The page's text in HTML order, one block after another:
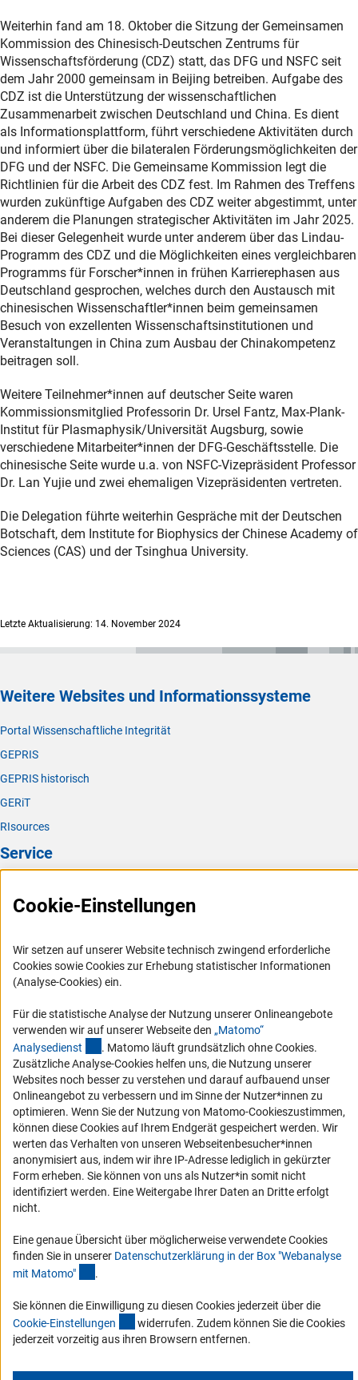
Weiterhin fand am 18. Oktober die Sitzung der Gemeinsamen
Kommission des Chinesisch-Deutschen Zentrums für
Wissenschaftsförderung (CDZ) statt, das DFG und NSFC seit
dem Jahr 2000 gemeinsam in Beijing betreiben. Aufgabe des
CDZ ist die Unterstützung der wissenschaftlichen
Zusammenarbeit zwischen Deutschland und China. Es dient
als Informationsplattform, führt verschiedene Aktivitäten durch
und informiert über die bilateralen Förderungsmöglichkeiten der
DFG und der NSFC. Die Gemeinsame Kommission legt die
Richtlinien für die Arbeit des CDZ fest. Im Rahmen des Treffens
wurden zukünftige Aufgaben des CDZ weiter abgestimmt, unter
anderem die Planungen strategischer Aktivitäten im Jahr 2025.
Bei dieser Gelegenheit wurde unter anderem über das Lindau-
Programm des CDZ und die Möglichkeiten eines vergleichbaren
Programms für Forscher*innen in frühen Karrierephasen aus
Deutschland gesprochen, welches durch den Austausch mit
chinesischen Wissenschaftler*innen beim gemeinsamen
Besuch von exzellenten Wissenschaftsinstitutionen und
Veranstaltungen in China zum Ausbau der Chinakompetenz
beitragen soll.
Weitere Teilnehmer*innen auf deutscher Seite waren
Kommissionsmitglied Professorin Dr. Ursel Fantz, Max-Plank-
Institut für Plasmaphysik/Universität Augsburg, sowie
verschiedene Mitarbeiter*innen der DFG-Geschäftsstelle. Die
chinesische Seite wurde u.a. von NSFC-Vizepräsident Professor
Dr. Lan Yujie und zwei ehemaligen Vizepräsidenten vertreten.
Die Delegation führte weiterhin Gespräche mit der Deutschen
Botschaft, dem Institute for Biophysics der Chinese Academy of
Sciences (CAS) und der Tsinghua University.
Letzte Aktualisierung: 14. November 2024
Weitere Websites und Informationssysteme
Portal Wissenschaftliche Integrität
GEPRIS
GEPRIS historisch
GERiT
RIsources
Service
FAQ
Logo und Corporate Design
RSS-Feeds
Compliance
Vergabeverfahren
Barrierefreiheit
Service und Informationen für Menschen mit Behinderungen
Erklärung zur Barrierefreiheit
Barriere melden
DFG-aktuell
Erhalten Sie Neuigkeiten aus der DFG direkt in Ihr Mailpostfach oder
Zum Newsletter
Cookie-Einstellungen
Wir setzen auf unserer Website technisch zwingend erforderliche
Cookies sowie Cookies zur Erhebung statistischer Informationen
(Analyse-Cookies) ein.
Für die statistische Analyse der Nutzung unserer Onlineangebote
verwenden wir auf unserer Webseite den „Matomo“
Analysedienst (externer Link)
. Matomo läuft grundsätzlich ohne Cookies.
Zusätzliche Analyse-Cookies helfen uns, die Nutzung unserer
Websites noch besser zu verstehen und darauf aufbauend unser
Onlineangebot zu verbessern und im Sinne der Nutzer*innen zu
optimieren. Wenn Sie der Nutzung von Matomo-Cookieszustimmen,
können diese Cookies auf Ihrem Endgerät gespeichert werden. Wir
werten das Verhalten von unseren Webseitenbesucher*innen
anonymisiert aus, indem wir ihre IP-Adresse lediglich in gekürzter
Form erheben. Sie können von uns als Nutzer*in somit nicht
identifiziert werden. Eine Weitergabe Ihrer Daten an Dritte erfolgt
nicht.
Eine genaue Übersicht über möglicherweise verwendete Cookies
finden Sie in unserer Datenschutzerklärung in der Box "Webanalyse
mit Matomo" .
Sie können die Einwilligung zu diesen Cookies jederzeit über die
Cookie-Einstellungen (interner Link)
widerrufen. Zudem können Sie die Cookies
jederzeit vorzeitig aus ihren Browsern entfernen.